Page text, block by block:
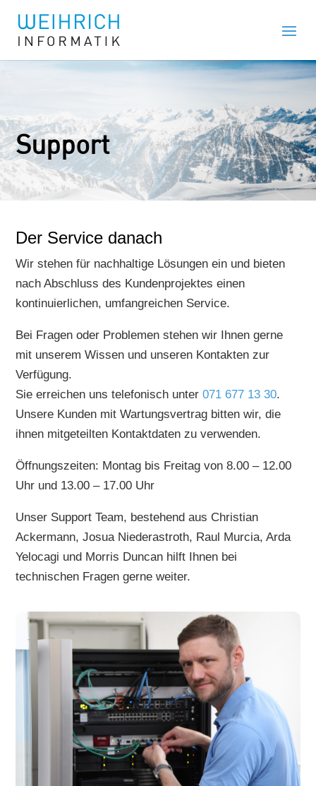
Support
Der Service danach
Wir stehen für nachhaltige Lösungen ein und bieten
nach Abschluss des Kundenprojektes einen
kontinuierlichen, umfangreichen Service.
Bei Fragen oder Problemen stehen wir Ihnen gerne
mit unserem Wissen und unseren Kontakten zur
Verfügung.
Sie erreichen uns telefonisch unter071 677 13 30.
Unsere Kunden mit Wartungsvertrag bitten wir, die
ihnen mitgeteilten Kontaktdaten zu verwenden.
Öffnungszeiten: Montag bis Freitag von 8.00 – 12.00
Uhr und 13.00 – 17.00 Uhr
Unser Support Team, bestehend aus Christian
Ackermann, Josua Niederastroth, Raul Murcia, Arda
Yelocagi und Morris Duncan hilft Ihnen bei
technischen Fragen gerne weiter.